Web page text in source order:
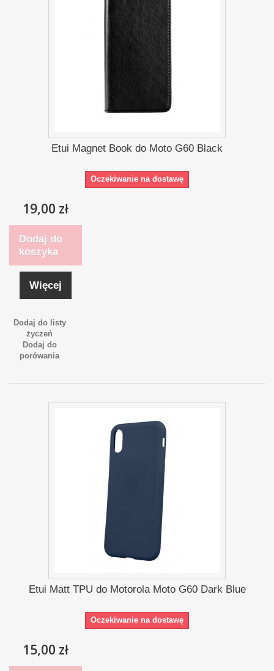
Etui Magnet Book do Moto G60 Black
Oczekiwanie na dostawę
19,00 zł
Dodaj do
koszyka
Więcej
Dodaj do listy
życzeń
Dodaj do
porówania
Etui Matt TPU do Motorola Moto G60 Dark Blue
Oczekiwanie na dostawę
15,00 zł